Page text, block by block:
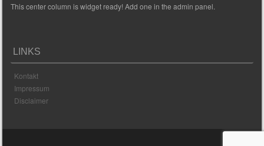
This center column is widget ready! Add one in the admin panel.
LINKS
Kontakt
Impressum
Disclaimer